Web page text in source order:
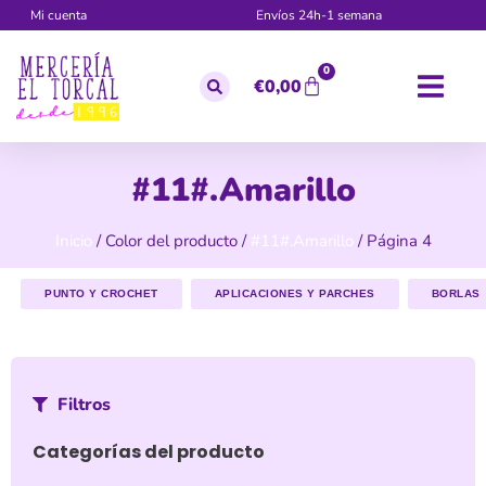
Mi cuenta Envíos 24h-1 semana
€0,00
0
#11#.Amarillo
Inicio / Color del producto / #11#.Amarillo / Página 4
PUNTO Y CROCHET APLICACIONES Y PARCHES BORLAS
Filtros
Categorías del producto